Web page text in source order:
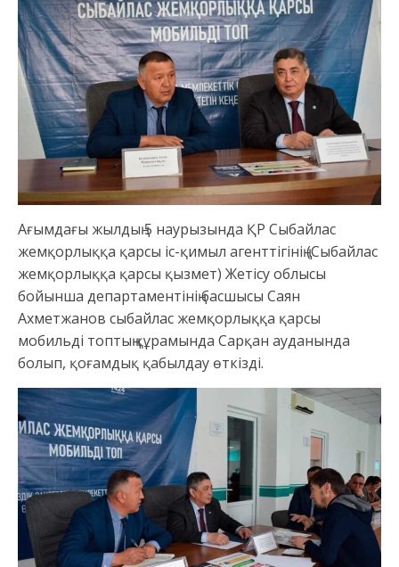
Ағымдағы жылдың 5 наурызында ҚР Сыбайлас
жемқорлыққа қарсы іс-қимыл агенттігінің (Сыбайлас
жемқорлыққа қарсы қызмет) Жетісу облысы
бойынша департаментінің басшысы Саян
Ахметжанов сыбайлас жемқорлыққа қарсы
мобильді топтың құрамында Сарқан ауданында
болып, қоғамдық қабылдау өткізді.